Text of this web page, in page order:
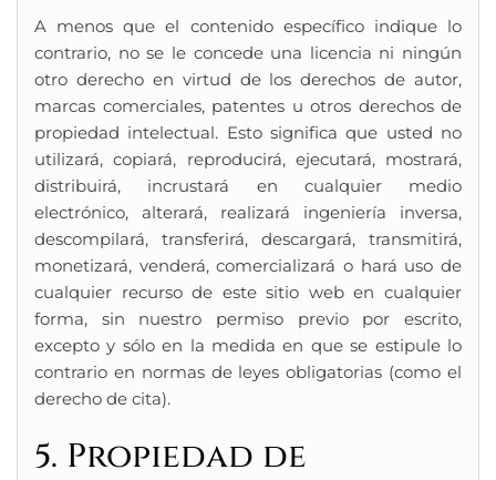
A menos que el contenido específico indique lo
contrario, no se le concede una licencia ni ningún
otro derecho en virtud de los derechos de autor,
marcas comerciales, patentes u otros derechos de
propiedad intelectual. Esto significa que usted no
utilizará, copiará, reproducirá, ejecutará, mostrará,
distribuirá, incrustará en cualquier medio
electrónico, alterará, realizará ingeniería inversa,
descompilará, transferirá, descargará, transmitirá,
monetizará, venderá, comercializará o hará uso de
cualquier recurso de este sitio web en cualquier
forma, sin nuestro permiso previo por escrito,
excepto y sólo en la medida en que se estipule lo
contrario en normas de leyes obligatorias (como el
derecho de cita).
5. Propiedad de